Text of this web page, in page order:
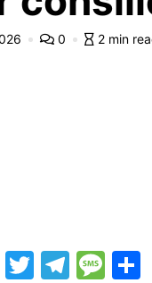
0 2 min
T T M P